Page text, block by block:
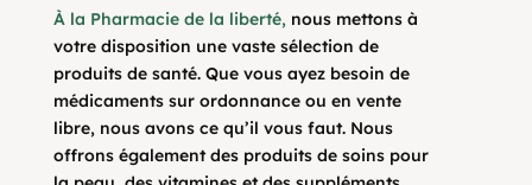
À la Pharmacie de la liberté,nous mettons à
votre disposition une vaste sélection de
produits de santé. Que vous ayez besoin de
médicaments sur ordonnance ou en vente
libre, nous avons ce qu’il vous faut. Nous
offrons également des produits de soins pour